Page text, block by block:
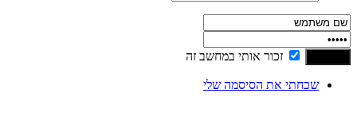
זכור אותי במחשב זה
שכחתי את הסיסמה שלי